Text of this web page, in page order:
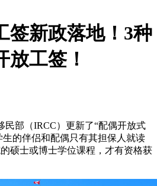
签新政落地！3种
工签！
民部（IRCC）更新了“配偶开放式